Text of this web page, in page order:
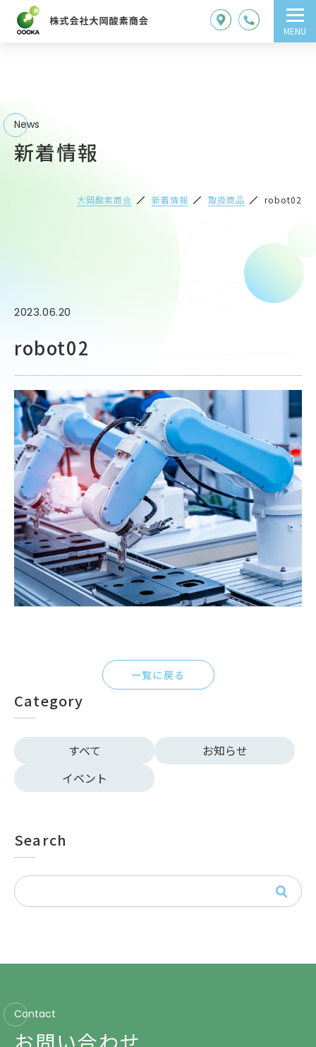
MENU
News
新着情報
大岡酸素商会 新着情報 取扱商品 robot02
Category
すべて
お知らせ
イベント
Search
2023.06.20
robot02
一覧に戻る
Contact